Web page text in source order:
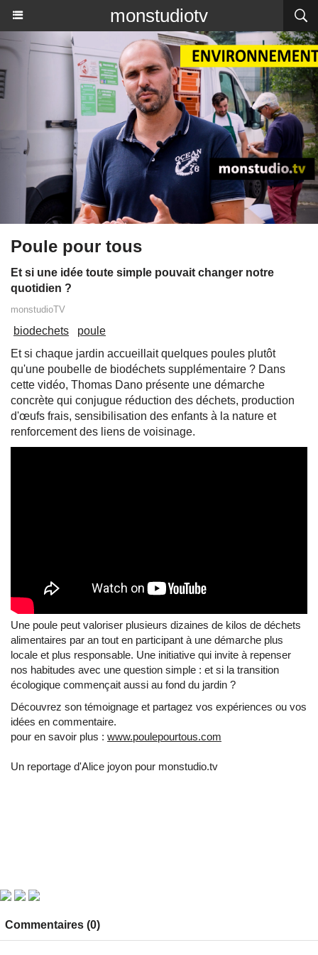
monstudiotv
Poule pour tous
Et si une idée toute simple pouvait changer notre
quotidien ?
monstudioTV
biodechets
poule
Et si chaque jardin accueillait quelques poules plutôt
qu'une poubelle de biodéchets supplémentaire ? Dans
cette vidéo, Thomas Dano présente une démarche
concrète qui conjugue réduction des déchets, production
d'œufs frais, sensibilisation des enfants à la nature et
renforcement des liens de voisinage.
Une poule peut valoriser plusieurs dizaines de kilos de déchets
alimentaires par an tout en participant à une démarche plus
locale et plus responsable. Une initiative qui invite à repenser
nos habitudes avec une question simple : et si la transition
écologique commençait aussi au fond du jardin ?
Découvrez son témoignage et partagez vos expériences ou vos
idées en commentaire.
pour en savoir plus : www.poulepourtous.com
Un reportage d'Alice joyon pour monstudio.tv
Commentaires (0)